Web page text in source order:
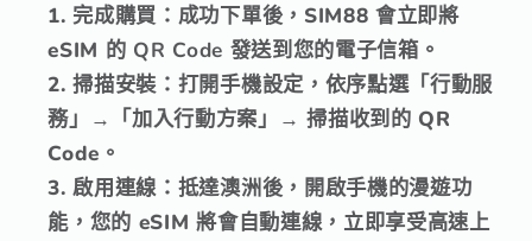
完成購買 ：成功下單後， SIM88 會立即將
eSIM 的 QR Code 發送到您的電子信箱。
掃描安裝 ：打開手機設定， 依序點選「行動服
務」→「加入行動方案」→ 掃描收到的 QR
Code。
啟用連線 ：抵達澳洲後， 開啟手機的漫遊功
能， 您的 eSIM 將會自動連線， 立即享受高速上